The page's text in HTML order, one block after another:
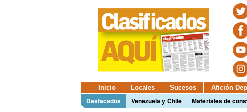
Inicio Locales Sucesos Afición
Destacados Venezuela y Chile Materiales de